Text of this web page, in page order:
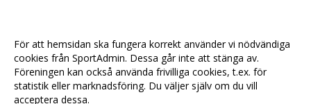
För att hemsidan ska fungera korrekt använder vi nödvändiga
cookies från SportAdmin. Dessa går inte att stänga av.
Föreningen kan också använda frivilliga cookies, t.ex. för
statistik eller marknadsföring. Du väljer själv om du vill
acceptera dessa.